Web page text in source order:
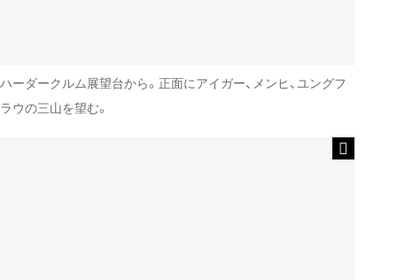
ハーダークルム展望台から。正面にアイガー、メンヒ、ユングフ
ラウの三山を望む。